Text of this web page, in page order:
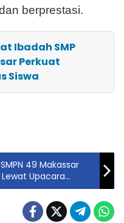
berprestasi.
Ibadah SMP
Perkuat
Siswa
49 Makassar
Upacara